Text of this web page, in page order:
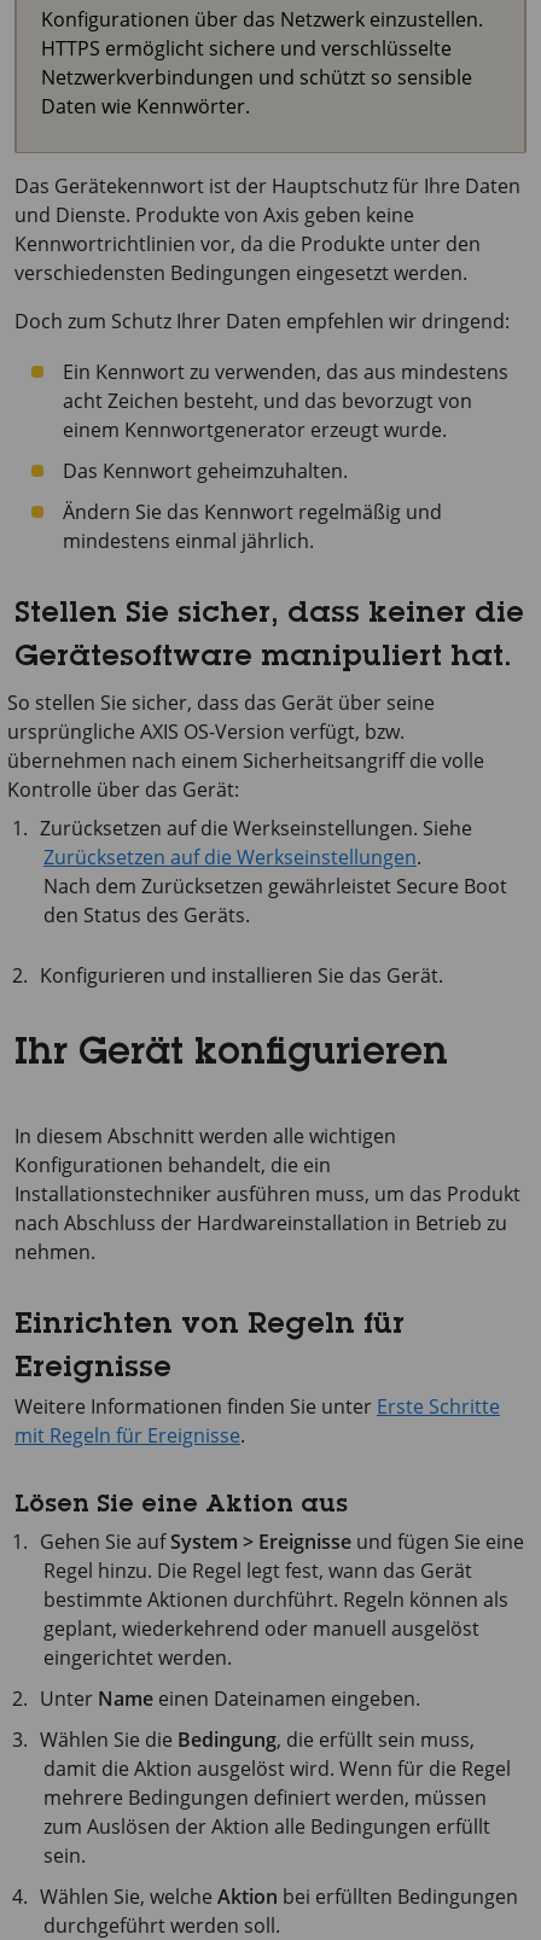
Konfigurationen über das Netzwerk einzustellen.
HTTPS ermöglicht sichere und verschlüsselte
Netzwerkverbindungen und schützt so sensible
Daten wie Kennwörter.
Das Gerätekennwort ist der Hauptschutz für Ihre Daten
und Dienste. Produkte von Axis geben keine
Kennwortrichtlinien vor, da die Produkte unter den
verschiedensten Bedingungen eingesetzt werden.
Doch zum Schutz Ihrer Daten empfehlen wir dringend:
Ein Kennwort zu verwenden, das aus mindestens
acht Zeichen besteht, und das bevorzugt von
einem Kennwortgenerator erzeugt wurde.
Das Kennwort geheimzuhalten.
Ändern Sie das Kennwort regelmäßig und
mindestens einmal jährlich.
Stellen Sie sicher, dass keiner die
Gerätesoftware manipuliert hat.
So stellen Sie sicher, dass das Gerät über seine
ursprüngliche AXIS OS-Version verfügt, bzw.
übernehmen nach einem Sicherheitsangriff die volle
Kontrolle über das Gerät:
Zurücksetzen auf die Werkseinstellungen. Siehe
Zurücksetzen auf die Werkseinstellungen.
Nach dem Zurücksetzen gewährleistet Secure Boot
den Status des Geräts.
Konfigurieren und installieren Sie das Gerät.
Ihr Gerät konfigurieren
In diesem Abschnitt werden alle wichtigen
Konfigurationen behandelt, die ein
Installationstechniker ausführen muss, um das Produkt
nach Abschluss der Hardwareinstallation in Betrieb zu
nehmen.
Einrichten von Regeln für
Ereignisse
Weitere Informationen finden Sie unter Erste Schritte
mit Regeln für Ereignisse.
Lösen Sie eine Aktion aus
Gehen Sie aufSystem > Ereignisse und fügen Sie eine
Regel hinzu. Die Regel legt fest, wann das Gerät
bestimmte Aktionen durchführt. Regeln können als
geplant, wiederkehrend oder manuell ausgelöst
eingerichtet werden.
Unter Name einen Dateinamen eingeben.
Wählen Sie die Bedingung, die erfüllt sein muss,
damit die Aktion ausgelöst wird. Wenn für die Regel
mehrere Bedingungen definiert werden, müssen
zum Auslösen der Aktion alle Bedingungen erfüllt
sein.
Wählen Sie, welcheAktion bei erfüllten Bedingungen
durchgeführt werden soll.